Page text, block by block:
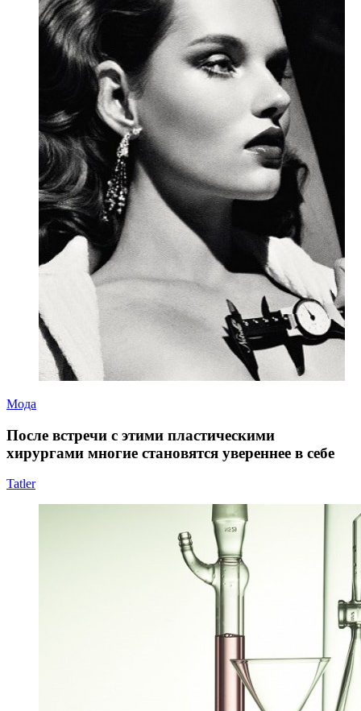
Мода
После встречи с этими пластическими
хирургами многие становятся увереннее в себе
Tatler